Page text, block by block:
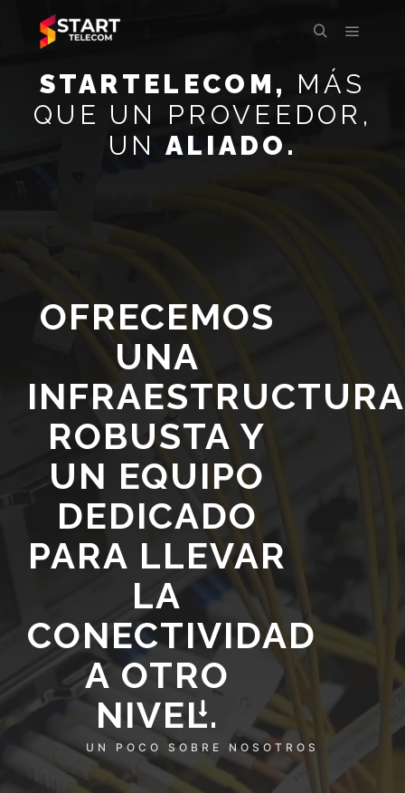
STARTELECOM, MÁS
QUE UN PROVEEDOR,
UN ALIADO.
OFRECEMOS
UNA
INFRAESTRUCTURA
ROBUSTA Y
UN EQUIPO
DEDICADO
PARA LLEVAR
LA
CONECTIVIDAD
A OTRO
NIVEL.
UN POCO SOBRE NOSOTROS